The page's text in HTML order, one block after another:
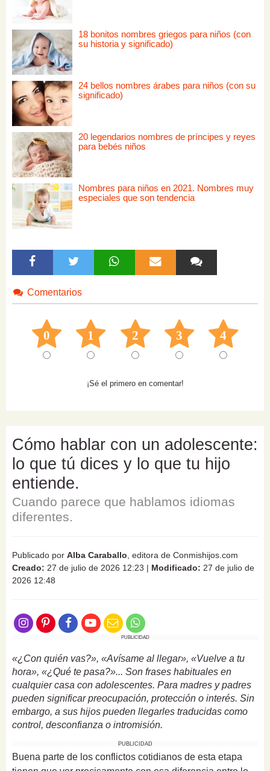
18 bonitos nombres griegos para niños (con
su historia y significado)
24 bellos nombres árabes para niños (con su
significado)
20 legendarios nombres de príncipes y reyes
para bebés niños
Nombres para niños en 2021. Nombres muy
especiales que son tendencia
Comentarios
0 1 2 3 4
¡Sé el primero en comentar!
Cómo hablar con un adolescente:
lo que tú dices y lo que tu hijo
entiende.
Cuando parece que hablamos idiomas
diferentes.
Publicado por Alba Caraballo, editora de Conmishijos.com
Creado: 27 de julio de 2026 12:23 | Modificado: 27 de julio de
2026 12:48
PUBLICIDAD
«¿Con quién vas?», «Avísame al llegar», «Vuelve a tu
hora», «¿Qué te pasa?»... Son frases habituales en
cualquier casa con adolescentes. Para madres y padres
pueden significar preocupación, protección o interés. Sin
embargo, a sus hijos pueden llegarles traducidas como
control, desconfianza o intromisión.
PUBLICIDAD
Buena parte de los conflictos cotidianos de esta etapa